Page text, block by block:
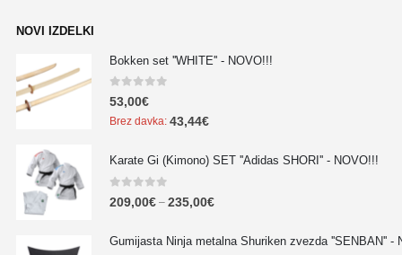
NOVI IZDELKI
Bokken set ''WHITE'' - NOVO!!!
0out of 5
53,00€
Brez davka: 43,44€
Karate Gi (Kimono) SET ''Adidas SHORI'' - NOVO!!!
0 out of 5
209,00€ – 235,00€
Gumijasta Ninja metalna Shuriken zvezda ''SENBAN'' -